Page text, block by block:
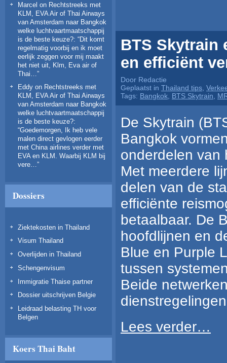
Marcel on Rechtstreeks met
KLM, EVA Air of Thai Airways
van Amsterdam naar Bangkok
welke luchtvaartmaatschappij
is de beste keuze?: “Dit komt
regelmatig voorbij en ik moet
eerlijk zeggen voor mij maakt
het niet uit, Klm, Eva air of
Thai… ”
Eddy on Rechtstreeks met
KLM, EVA Air of Thai Airways
van Amsterdam naar Bangkok
welke luchtvaartmaatschappij
is de beste keuze?:
“Goedemorgen, Ik heb vele
malen direct gevlogen eerder
met China airlines verder met
EVA en KLM. Waarbij KLM bij
vere… ”
Dossiers
Ziektekosten in Thailand
Visum Thailand
Overlijden in Thailand
Schengenvisum
Immigratie Thaise partner
Dossier uitschrijven Belgie
Leidraad belasting TH voor
Belgen
Koers Thai Baht
BTS Skytrain
en efficiënt
Door Redactie
Geplaatst in Thailand tips
Tags: Bangkok BTS Skytrain
De Skytrain
Bangkok
onderdelen van
Met meerdere
delen van de
efficiënte
betaalbaar. De
hoofdlijnen en
Blue en Purple
tussen
Beide
Lees verder…